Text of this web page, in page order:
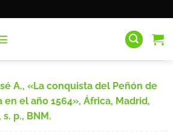
A., «La conquista del Peñón de
en el año 1564», África, Madrid,
s. p., BNM.